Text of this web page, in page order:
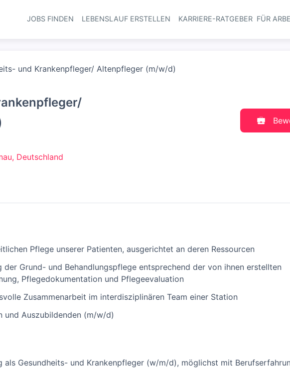
Haupt-Navigation
JOBS FINDEN LEBENSLAUF ERSTELLEN KARRIERE-RATGEBER FÜR
und Krankenpfleger/ Altenpfleger (m/w/d)
Deutschland
Pflege unserer Patienten, ausgerichtet an deren Ressourcen
der Grund- und Behandlungspflege entsprechend der von ihnen erstellten
Pflegedokumentation und Pflegeevaluation
Zusammenarbeit im interdisziplinären Team einer Station
und Auszubildenden (m/w/d)
als Gesundheits- und Krankenpfleger (w/m/d), möglichst mit